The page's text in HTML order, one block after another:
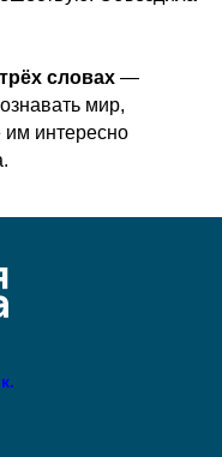
словах —
мир,
им интересно